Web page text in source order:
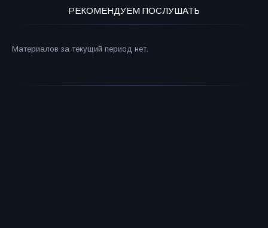
РЕКОМЕНДУЕМ ПОСЛУШАТЬ
Материалов за текущий период нет.